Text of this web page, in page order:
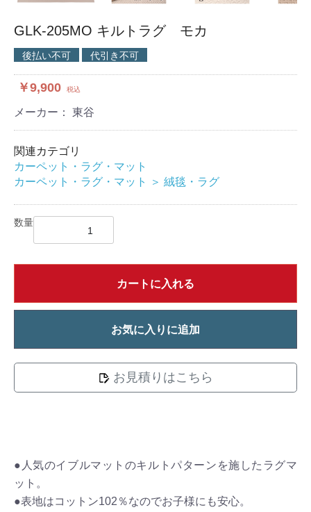
GLK-205MO キルトラグ モカ
後払い不可 代引き不可
￥9,900 税込
メーカー： 東谷
関連カテゴリ
カーペット・ラグ・マット
カーペット・ラグ・マット
＞ 絨毯・ラグ
数量
カートに入れる
お気に入りに追加
お見積りはこちら
●人気のイブルマットのキルトパターンを施したラグマ
ット。
●表地はコットン102％なのでお子様にも安心。